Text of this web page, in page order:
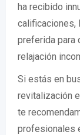
ha recibido
calificaciones,
preferida para
relajación
Si estás en
revitalización
te
profesionales